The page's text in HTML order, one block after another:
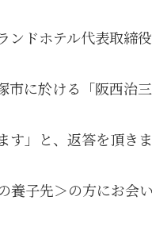
ンドホテル代表取締
に於ける「阪西治
す」と、返答を頂き
子先＞の方にお会